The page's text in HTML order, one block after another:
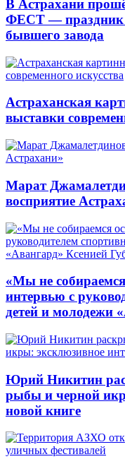
В Астрахани
ФЕСТ — праздник
бывшего завода
Астраханская
выставки
Марат
восприятие
«Мы не
интервью с
детей и молодежи
Юрий Никитин
рыбы и черной
новой книге